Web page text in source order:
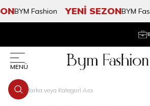
BYM Fashion YENİ SEZONBYM
MENÜ